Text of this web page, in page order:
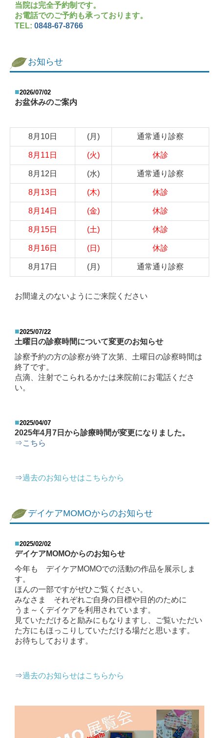
当院は完全予約制です。
お電話でのご予約も承っております。
TEL: 0848-67-8766
お知らせ
■2026/07/02
お盆休みのご案内
8月10日 (月) 通常通り診察
8月11日 (火) 休診
8月12日 (水) 通常通り診察
8月13日 (木) 休診
8月14日 (金) 休診
8月15日 (土) 休診
8月16日 (日) 休診
8月17日 (月) 通常通り診察
お間違えのないようにご来院ください
■2025/07/22
土曜日の診察時間について変更のお知らせ
診察予約の方の診察が終了次第、土曜日の診察時間は
終了です。
点滴、注射でこられるかたは来院前にお電話くださ
い。
■2025/04/07
2025年4月7日から診療時間が変更になりました。
⇒こちら
⇒過去のお知らせはこちらから
デイケアMOMOからのお知らせ
■2025/02/02
デイケアMOMOからのお知らせ
今年も デイケアMOMOでの活動の作品を展示しま
す。
ほんの一部ですがぜひご覧ください。
みなさま それぞれご自身の目標や目的のために
うま～くデイケアを利用されています。
見ていただけると励みにもなりますし、ご覧いただい
た方にもほっこりしていただける場だと思います。
お待ちしております。
⇒過去のお知らせはこちらから